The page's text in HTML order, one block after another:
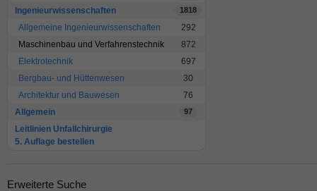
Ingenieurwissenschaften 1818
Allgemeine Ingenieurwissenschaften
292
Maschinenbau und Verfahrenstechnik
872
Elektrotechnik
697
Bergbau- und Hüttenwesen
30
Architektur und Bauwesen
76
Allgemein
97
Leitlinien Unfallchirurgie
5. Auflage bestellen
Erweiterte Suche